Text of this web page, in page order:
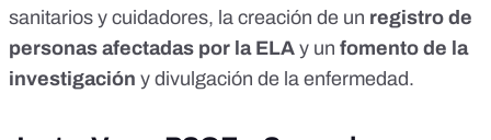
sanitarios y cuidadores, la creación de un registro de
personas afectadas por la ELA y un fomento de la
investigación y divulgación de la enfermedad.